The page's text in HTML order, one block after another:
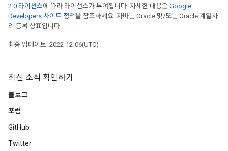
2.0 라이선스에 따라 라이선스가 부여됩니다. 자세한 내용은 Google
Developers 사이트 정책을 참조하세요. 자바는 Oracle 및/또는 Oracle 계열사
의 등록 상표입니다.
최종 업데이트: 2022-12-06(UTC)
최신 소식 확인하기
블로그
포럼
GitHub
Twitter